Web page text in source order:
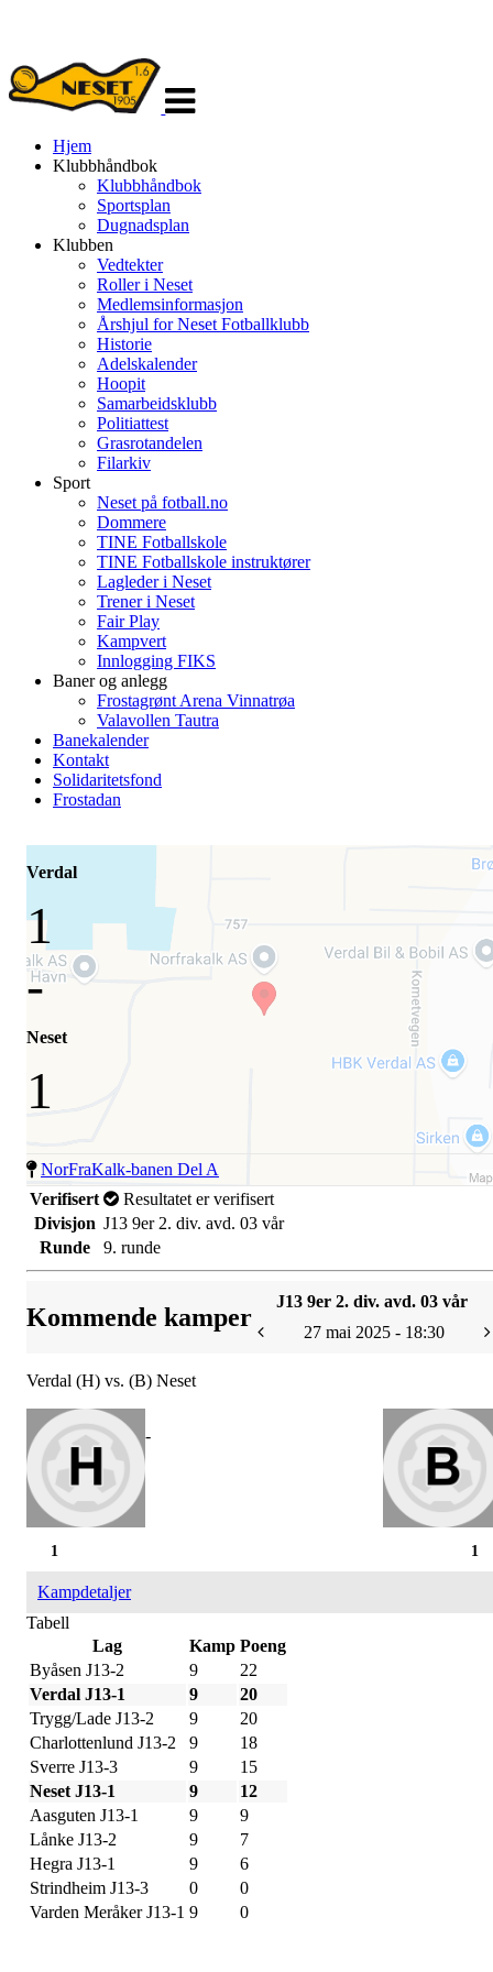
navigasjon
Hjem
Klubbhåndbok
Klubbhåndbok
Sportsplan
Dugnadsplan
Klubben
Vedtekter
Roller i Neset
Medlemsinformasjon
Årshjul for Neset Fotballklubb
Historie
Adelskalender
Hoopit
Samarbeidsklubb
Politiattest
Grasrotandelen
Filarkiv
Sport
Neset på fotball.no
Dommere
TINE Fotballskole
TINE Fotballskole instruktører
Lagleder i Neset
Trener i Neset
Fair Play
Kampvert
Innlogging FIKS
Baner og anlegg
Frostagrønt Arena Vinnatrøa
Valavollen Tautra
Banekalender
Kontakt
Solidaritetsfond
Frostadan
Verdal
1
-
Neset
1
NorFraKalk-banen Del A
Verifisert
Resultatet er verifisert
Divisjon J13 9er 2. div. avd. 03 vår
Runde
9. runde
Kommende kamper
J13 9er 2. div. avd. 03 vår
27 mai 2025 - 18:30
Verdal (H) vs. (B) Neset
-
1
1
Kampdetaljer
Tabell
Lag
Kamp Poeng
Byåsen J13-2
9
22
Verdal J13-1
9
20
Trygg/Lade J13-2
9
20
Charlottenlund J13-2
9
18
Sverre J13-3
9
15
Neset J13-1
9
12
Aasguten J13-1
9
9
Lånke J13-2
9
7
Hegra J13-1
9
6
Strindheim J13-3
0
0
Varden Meråker J13-1 9 0